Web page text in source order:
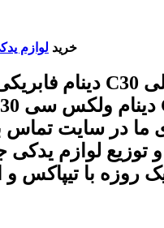
خرید لوازم
ما در سایت تماس
توزیع لوازم یدکی
روزه با تیپاکس